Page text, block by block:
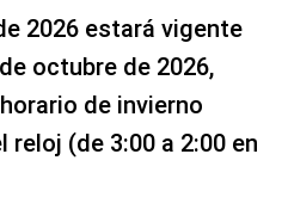
2026 estará vigente
octubre de 2026,
de invierno
reloj (de 3:00 a 2:00 en